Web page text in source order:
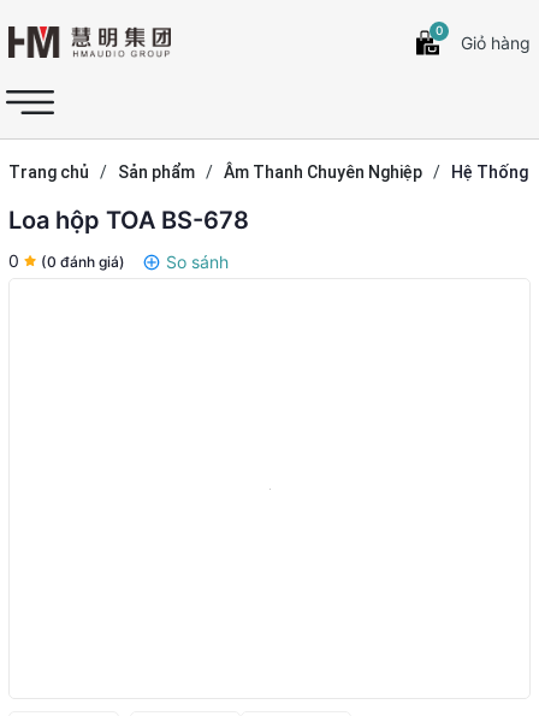
0
Giỏ hàng
Trang chủ / Sản phẩm / Âm Thanh Chuyên Nghiệp /
Hệ Thống
Loa hộp TOA BS-678
0 (0 đánh giá) So sánh